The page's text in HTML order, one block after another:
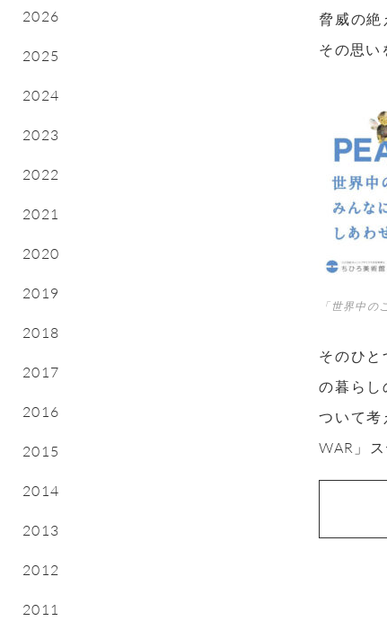
脅威の
その思い
「世界中
そのひ
の暮らし
ついて
WAR」
2026
2025
2024
2023
2022
2021
2020
2019
2018
2017
2016
2015
2014
2013
2012
2011